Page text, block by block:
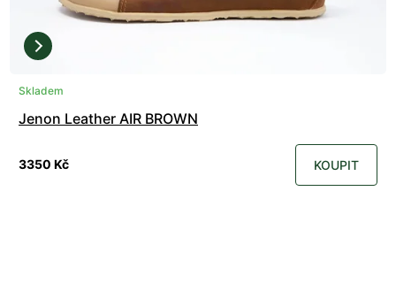
Skladem
Jenon Leather AIR BROWN
3350 Kč KOUPIT